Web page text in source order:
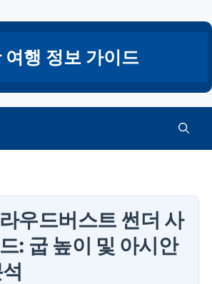
여행 정보 가이드
우드버스트 썬더 사
: 굽 높이 및 아시안